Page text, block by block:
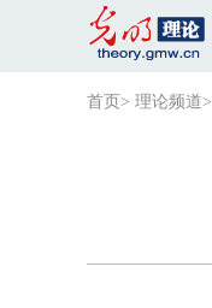
首页 > 理论频道>